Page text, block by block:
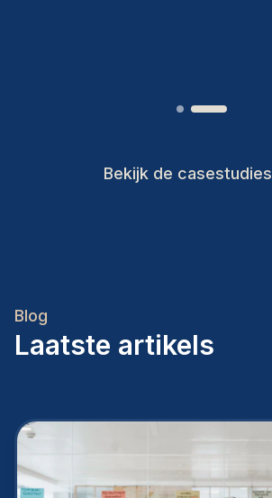
Bekijk de casestudies
Blog
Laatste artikels